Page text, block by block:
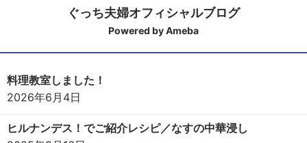
ぐっち夫婦オフィシャルブログ
Powered by Ameba
料理教室しました！
2026年6月4日
ヒルナンデス！でご紹介レシピ／なすの中華浸し